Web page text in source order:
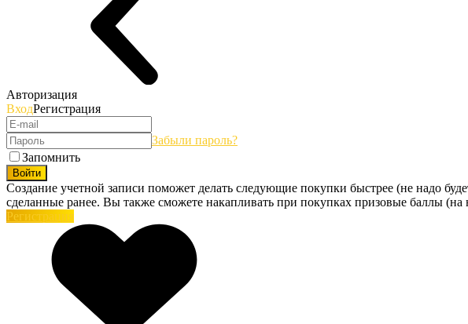
Авторизация
ВходРегистрация
Забыли пароль?
Запомнить
Войти
Создание учетной записи поможет делать следующие покупки быстрее (не надо
сделанные ранее. Вы также сможете накапливать при покупках призовые баллы
Регистрация